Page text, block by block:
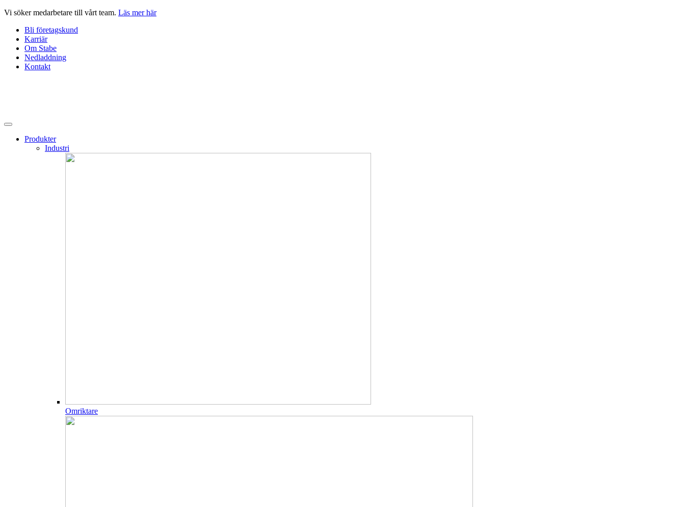
Hoppa
innehåll
Vi söker medarbetare till vårt team. Läs mer här
Bli företagskund
Karriär
Om Stabe
Nedladdning
Kontakt
Produkter
Industri
Omriktare